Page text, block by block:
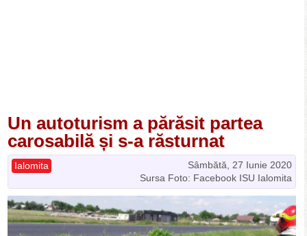
Un autoturism a părăsit partea
carosabilă și s-a răsturnat
Sâmbătă, 27 Iunie 2020
Ialomita
Sursa Foto: Facebook ISU Ialomita